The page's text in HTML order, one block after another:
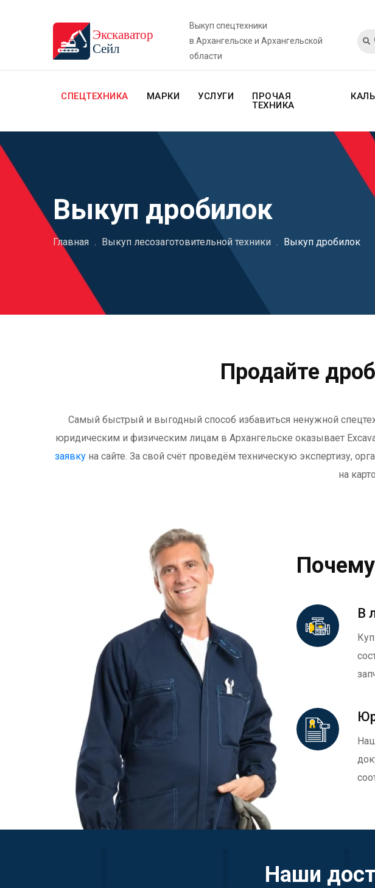
Выкуп спецтехники
в Архангельске и Архангельской
области
СПЕЦТЕХНИКА МАРКИ УСЛУГИ
ПРОЧАЯ
ТЕХНИКА
Выкуп дробилок
Главная . Выкуп лесозаготовительной техники . Выкуп дробилок
Продайте
Самый быстрый и выгодный способ избавиться ненужной
юридическим и физическим лицам в Архангельске оказывает
заявку на сайте. За свой счёт проведём техническую экспертизу,
на
В
Наши